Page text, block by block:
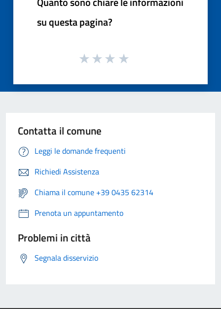
su questa pagina?
Contatta il comune
Leggi le domande frequenti
Richiedi Assistenza
Chiama il comune +39 0435 62314
Prenota un appuntamento
Problemi in città
Segnala disservizio